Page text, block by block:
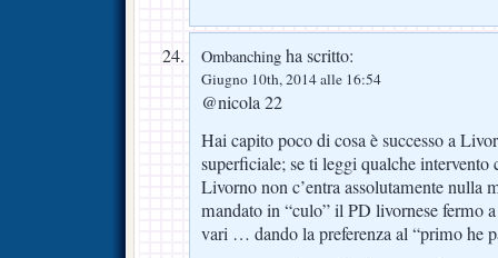
Ombanching ha scritto:
Giugno 10th, 2014 alle 16:54
@nicola 22
Hai capito poco di cosa è successo a
superficiale; se ti leggi qualche intervento
Livorno non c’entra assolutamente nulla
mandato in “culo” il PD livornese fermo
vari … dando la preferenza al “primo he